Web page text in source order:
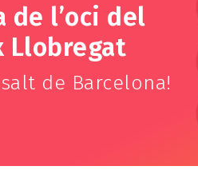
de l’oci del
Llobregat
de Barcelona!